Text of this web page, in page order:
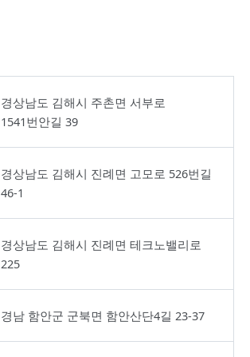
경상남도 김해시 주촌면 서부로
1541번안길 39
경상남도 김해시 진례면 고모로 526번길
46-1
경상남도 김해시 진례면 테크노밸리로
225
경남 함안군 군북면 함안산단4길 23-37